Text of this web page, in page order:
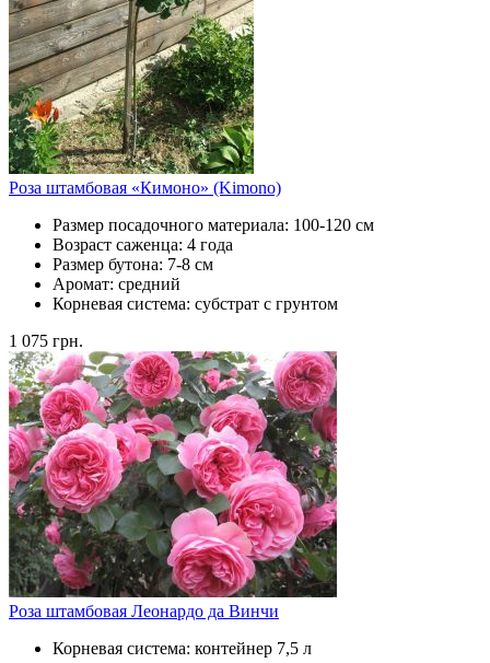
Роза штамбовая «Кимоно» (Kimono)
Размер посадочного материала: 100-120 см
Возраст саженца: 4 года
Размер бутона: 7-8 см
Аромат: средний
Корневая система: субстрат с грунтом
1 075 грн.
Роза штамбовая Леонардо да Винчи
Корневая система: контейнер 7,5 л